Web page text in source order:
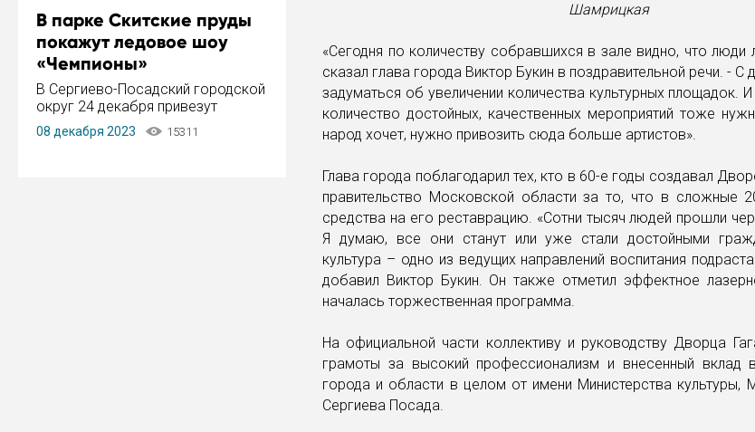
В парке Скитские пруды
покажут ледовое шоу
«Чемпионы»
В Сергиево-Посадский городской
округ 24 декабря привезут
ледовый тур «Чемпионы»
заслуженного мастера спорта,
08 декабря 2023 15311
Шамрицкая
«Сегодня по количеству собравшихся в зале видно, что
сказал глава города Виктор Букин в поздравительной речи. - С
задуматься об увеличении количества культурных площадок.
количество достойных, качественных мероприятий тоже
народ хочет, нужно привозить сюда больше артистов».
Глава города поблагодарил тех, кто в 60-е годы создавал
правительство Московской области за то, что в сложные
средства на его реставрацию. «Сотни тысяч людей прошли
Я думаю, все они станут или уже стали достойными
культура – одно из ведущих направлений воспитания
добавил Виктор Букин. Он также отметил эффектное
началась торжественная программа.
На официальной части коллективу и руководству Дворца
грамоты за высокий профессионализм и внесенный вклад
города и области в целом от имени Министерства
Сергиева Посада.